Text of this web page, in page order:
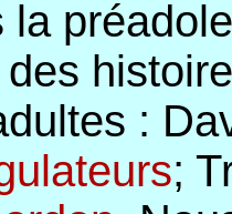
la
:
;